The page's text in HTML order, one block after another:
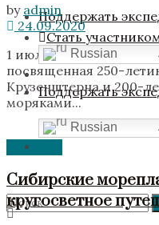
Поддержать
Russian
Стать
Поддержать
Russian
by admin
24.09.2020
1 июля 2021 года
посвященная 250-
Крузенштерна и 200-
моряками...
Новости
Сибирские
кругосветное